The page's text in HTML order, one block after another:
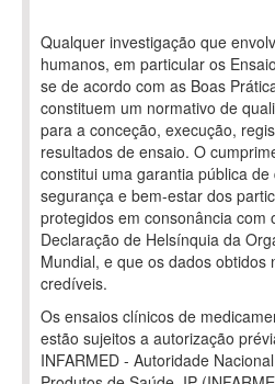
Qualquer investigação que
humanos, em particular os
se de acordo com as Boas
constituem um normativo de
para a conceção, execução,
resultados de ensaio. O
constitui uma garantia pública de
segurança e bem-estar dos
protegidos em consonância com
Declaração de Helsínquia da
Mundial, e que os dados obtidos
credíveis.
Os ensaios clínicos de
estão sujeitos a autorização
INFARMED - Autoridade